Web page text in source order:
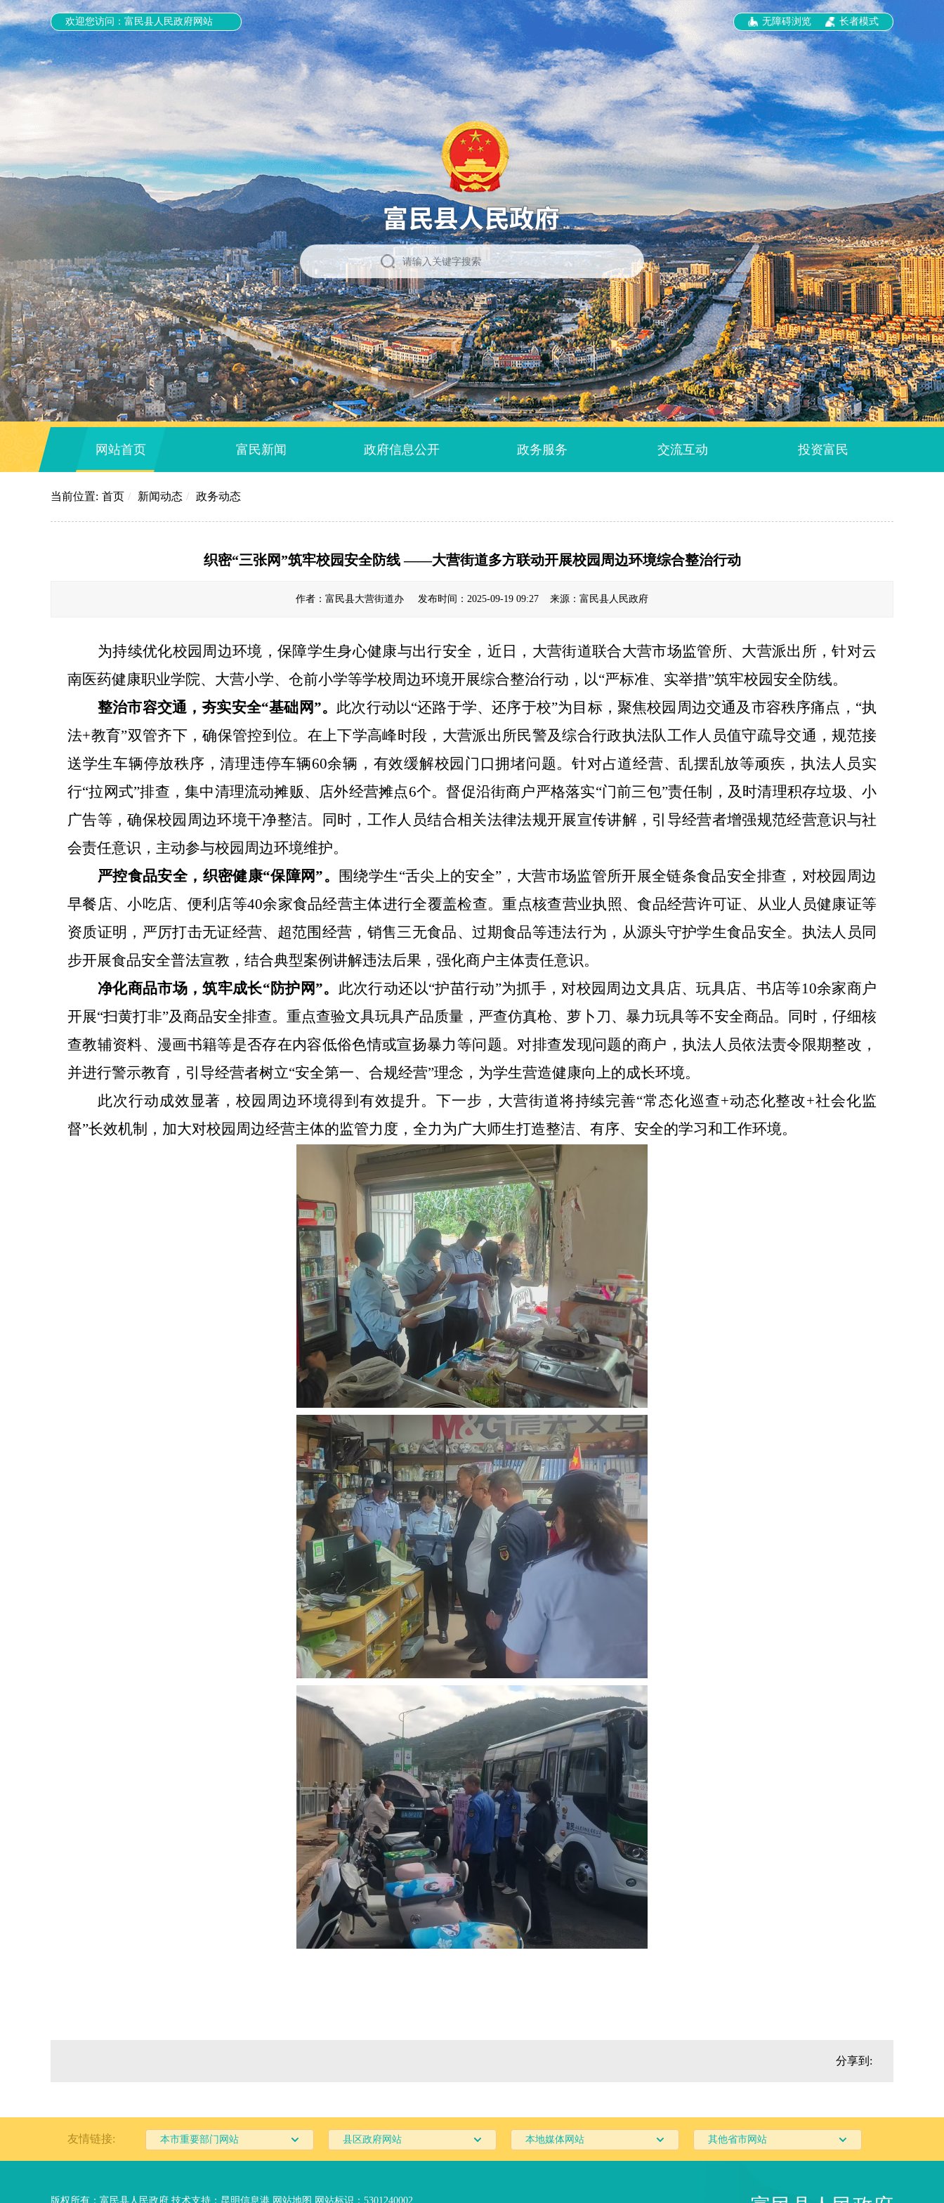
欢迎您访问：富民县人民政府网站 无障碍浏览 长者模式
网站首页 富民新闻 政府信息公开 政务服务 交流互动 投资富民
当前位置: 首页 / 新闻动态 / 政务动态
织密“三张网”筑牢校园安全防线 ——大营街道多方联动开展校园周边环境综合整治行动
作者：富民县大营街道办 发布时间：2025-09-19 09:27 来源：富民县人民政府
为持续优化校园周边环境，保障学生身心健康与出行安全，近日，大营街道联合大营市场监管所、大营派出所，针对云
南医药健康职业学院、 大营小学、仓前小学等学校周边环境开展综合整治行动，以“严标准、实举措”筑牢校园安全防线。
整治市容交通，夯实安全“基础网”。 此次行动以“还路于学、还序于校”为目标，聚焦校园周边交通及市容秩序痛点， “执
法+教育”双管齐下，确保管控到位。在上下学高峰时段， 大营派出所民警及综合行政执法队工作人员值守疏导交通，规范接
送学生车辆停放秩序，清理违停车辆60余辆，有效缓解校园门口拥堵问题。针对占道经营、乱摆乱放等顽疾，执法人员实
行“拉网式”排查，集中清理流动摊贩、店外经营摊点6个。督促沿街商户严格落实“门前三包”责任制，及时清理积存垃圾、小
广告等，确保校园周边环境干净整洁。同时 ，工作人员结合相关法律法规开展宣传讲解，引导经营者增强规范经营意识与社
会责任意识，主动参与校园周边环境维护。
严控食品安全，织密健康“保障网”。 围绕学生“舌尖上的安全” ， 大营市场监管所开展全链条食品安全排查，对校园周边
早餐店、小吃店、便利店等40余家食品经营主体进行全覆盖检查。重点核查营业执照、食品经营许可证、从业人员健康证等
资质证明，严厉打击无证经营、超范围经营 ， 销售三无食品、过期食品等违法行为，从源头守护学生食品安全。执法人员同
步开展食品安全普法宣教，结合典型案例讲解违法后果，强化商户主体责任意识。
净化商品市场，筑牢成长“防护网”。 此次行动还以“护苗行动”为抓手，对校园周边文具店、玩具店、书店等10余家商户
开展“扫黄打非”及商品安全排查。重点查验文具玩具产品质量，严查仿真枪、 萝卜刀、 暴力玩具等不安全商品。同时 ，仔细核
查教辅资料、漫画书籍等是否存在内容低俗色情或宣扬暴力等问题。对排查发现问题的商户，执法人员依法责令限期整改，
并进行警示教育，引导经营者树立“安全第一、合规经营”理念，为学生营造健康向上的成长环境。
此次行动成效显著，校园周边环境得到有效提升。下一步， 大营街道将持续完善“常态化巡查+动态化整改+社会化监
督”长效机制 ，加大对校园周边经营主体的监管力度，全力为广大师生打造整洁、有序、安全的学习和工作环境。
分享到:
友情链接: 本市重要部门网站 县区政府网站 本地媒体网站 其他省市网站
版权所有：富民县人民政府 技术支持： 昆明信息港 网站地图 网站标识：5301240002